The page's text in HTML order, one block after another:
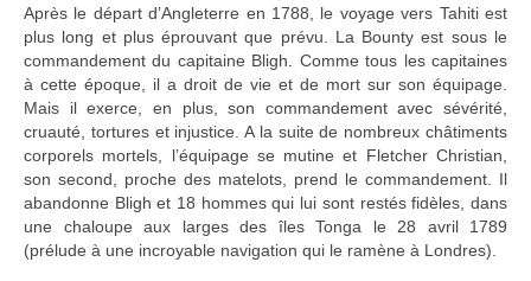
Après le départ d’Angleterre en 1788, le voyage vers Tahiti est
plus long et plus éprouvant que prévu. La Bounty est sous le
commandement du capitaine Bligh. Comme tous les capitaines
à cette époque, il a droit de vie et de mort sur son équipage.
Mais il exerce, en plus, son commandement avec sévérité,
cruauté, tortures et injustice. A la suite de nombreux châtiments
corporels mortels, l’équipage se mutine et Fletcher Christian,
son second, proche des matelots, prend le commandement. Il
abandonne Bligh et 18 hommes qui lui sont restés fidèles, dans
une chaloupe aux larges des îles Tonga le 28 avril 1789
(prélude à une incroyable navigation qui le ramène à Londres).